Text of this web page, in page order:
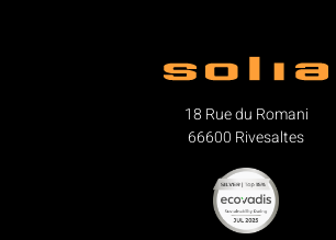
18 Rue du Romani
66600 Rivesaltes